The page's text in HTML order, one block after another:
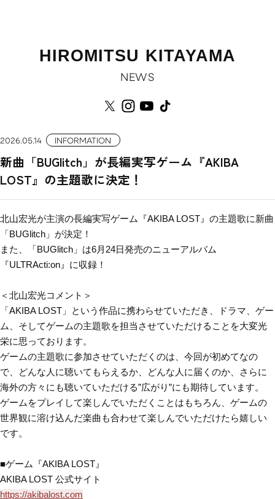
HIROMITSU KITAYAMA
NEWS
2026.05.14 INFORMATION
新曲「BUGlitch」が長編実写ゲーム『AKIBA
LOST』の主題歌に決定！
北山宏光が主演の長編実写ゲーム『AKIBA LOST』の主題歌に新曲
「BUGlitch」が決定！
また、「BUGlitch」は6月24日発売のニューアルバム
『ULTRActi:on』に収録！
＜北山宏光コメント＞
「AKIBA LOST」という作品に携わらせていただき、ドラマ、ゲー
ム、そしてゲームの主題歌を担当させていただけることを大変光
栄に思っております。
ゲームの主題歌に参加させていただくのは、今回が初めてなの
で、どんな人に聴いてもらえるか、どんな人に届くのか、さらに
海外の方々にも聴いていただける”広がり”にも期待しています。
ゲームをプレイして楽しんでいただくことはもちろん、ゲームの
世界観に溶け込んだ楽曲も合わせて楽しんでいただけたら嬉しい
です。
■ゲーム『AKIBA LOST』
AKIBA LOST 公式サイト
https://akibalost.com